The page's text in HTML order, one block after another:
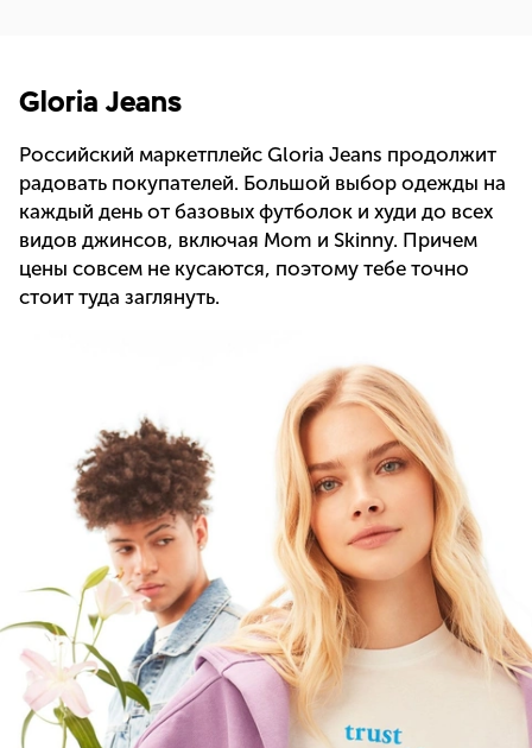
Gloria Jeans
Российский маркетплейс Gloria Jeans продолжит
радовать покупателей. Большой выбор одежды на
каждый день от базовых футболок и худи до всех
видов джинсов, включая Mom и Skinny. Причем
цены совсем не кусаются, поэтому тебе точно
стоит туда заглянуть.